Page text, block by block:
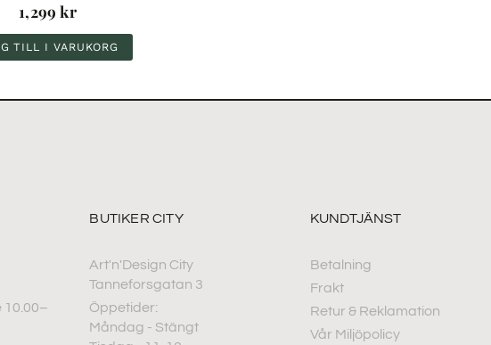
1,299kr
TILL I VARUKORG
10.00–
BUTIKER CITY
Art'n'Design City
Tanneforsgatan 3
Öppetider:
Måndag - Stängt
KUNDTJÄNST
Betalning
Frakt
Retur & Reklamation
Vår Miljöpolicy